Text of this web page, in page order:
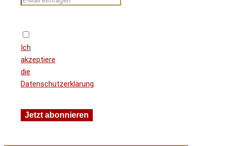
Ich
akzeptiere
die
Datenschutzerklärung